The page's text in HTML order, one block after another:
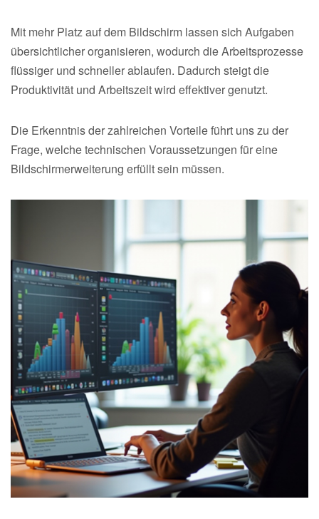
Mit mehr Platz auf dem Bildschirm lassen sich Aufgaben
übersichtlicher organisieren, wodurch die Arbeitsprozesse
flüssiger und schneller ablaufen. Dadurch steigt die
Produktivität und Arbeitszeit wird effektiver genutzt.
Die Erkenntnis der zahlreichen Vorteile führt uns zu der
Frage, welche technischen Voraussetzungen für eine
Bildschirmerweiterung erfüllt sein müssen.